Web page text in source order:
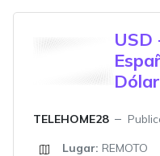
USD
TELEHOME28
Lugar: REMOTO